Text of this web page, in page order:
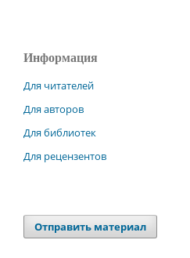
Информация
Для читателей
Для авторов
Для библиотек
Для рецензентов
Отправить материал